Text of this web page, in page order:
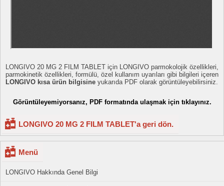
LONGIVO 20 MG 2 FILM TABLET için LONGIVO parmokolojik özellikleri,
parmokinetik özellikleri, formülü, özel kullanım uyarıları gibi bilgileri içeren
LONGIVO kısa ürün bilgisine yukarıda PDF olarak görüntüleyebilirsiniz.
Görüntüleyemiyorsanız, PDF formatında ulaşmak için tıklayınız.
LONGIVO 20 MG 2 FILM TABLET'a geri dön.
Menü
LONGIVO Hakkında Genel Bilgi